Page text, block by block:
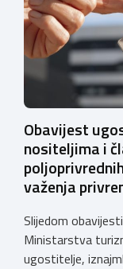
Obavijest
nositeljima i
važenja
Slijedom
Ministarstva
ugostitelje,